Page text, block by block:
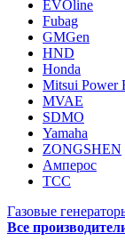
EVOline
Fubag
GMGen
HND
Honda
Mitsui Power
MVAE
SDMO
Yamaha
ZONGSHEN
Амперос
ТСС
Газовые
Все